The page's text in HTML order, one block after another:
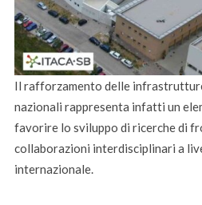
Il rafforzamento delle
nazionali rappresenta infatti un
favorire lo sviluppo di ricerche di
collaborazioni interdisciplinari a
internazionale.